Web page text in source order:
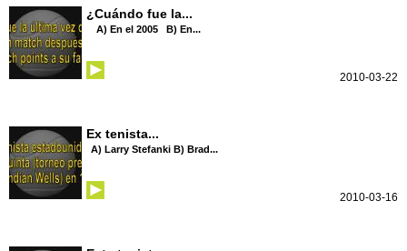
¿Cuándo fue la...
A) En el 2005 B) En...
2010-03-22
Ex tenista...
A) Larry Stefanki B) Brad...
2010-03-16